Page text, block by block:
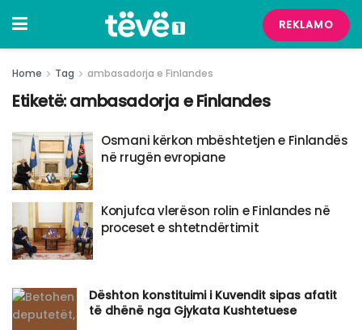
REKLAMO
Home Tag ambasadorja e Finlandes
Etiketë:ambasadorja e Finlandes
Osmani kërkon mbështetjen e Finlandës
në rrugën evropiane
Konjufca vlerëson rolin e Finlandes në
proceset e shtetndërtimit
Dështon konstituimi i Kuvendit sipas afatit
të dhënë nga Gjykata Kushtetuese